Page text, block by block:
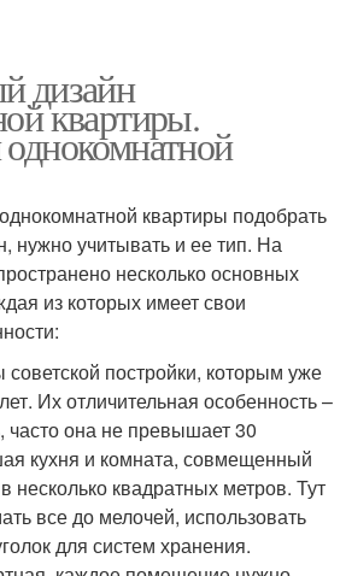
дизайн
квартиры.
квартиры подобрать
нужно учитывать и ее тип. На
несколько основных
из которых имеет свои
постройки, которым уже
Их отличительная особенность –
она не превышает 30
кухня и комната, совмещенный
несколько квадратных метров. Тут
все до мелочей, использовать
для систем хранения.